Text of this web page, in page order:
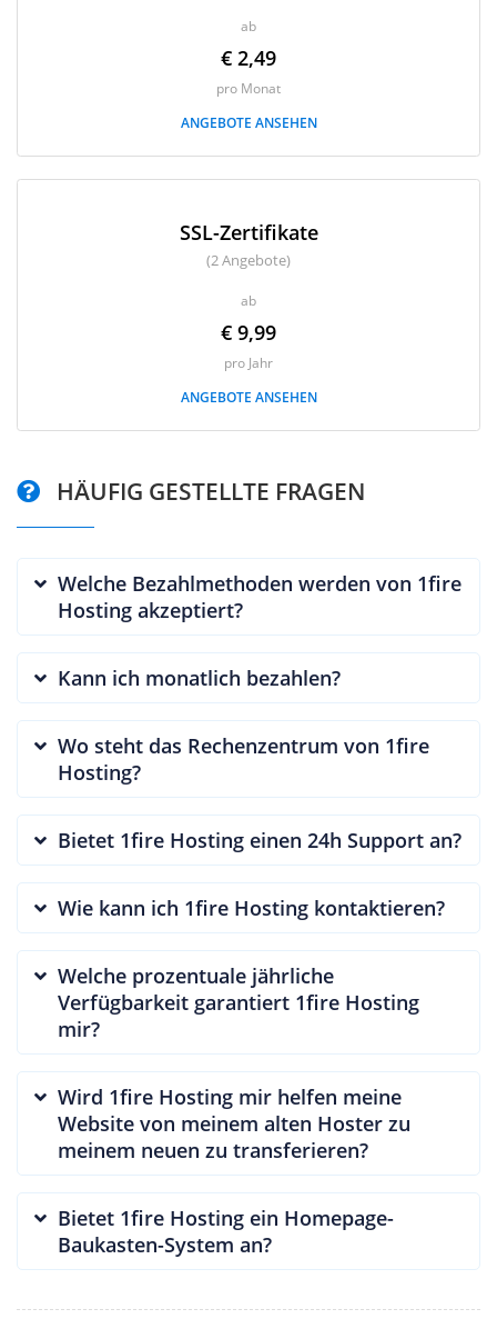
ab
€ 2,49
pro Monat
ANGEBOTE ANSEHEN
SSL-Zertifikate
(2 Angebote)
ab
€ 9,99
pro Jahr
ANGEBOTE ANSEHEN
HÄUFIG GESTELLTE FRAGEN
Welche Bezahlmethoden werden von 1fire
Hosting akzeptiert?
Kann ich monatlich bezahlen?
Wo steht das Rechenzentrum von 1fire
Hosting?
Bietet 1fire Hosting einen 24h Support an?
Wie kann ich 1fire Hosting kontaktieren?
Welche prozentuale jährliche
Verfügbarkeit garantiert 1fire Hosting
mir?
Wird 1fire Hosting mir helfen meine
Website von meinem alten Hoster zu
meinem neuen zu transferieren?
Bietet 1fire Hosting ein Homepage-
Baukasten-System an?